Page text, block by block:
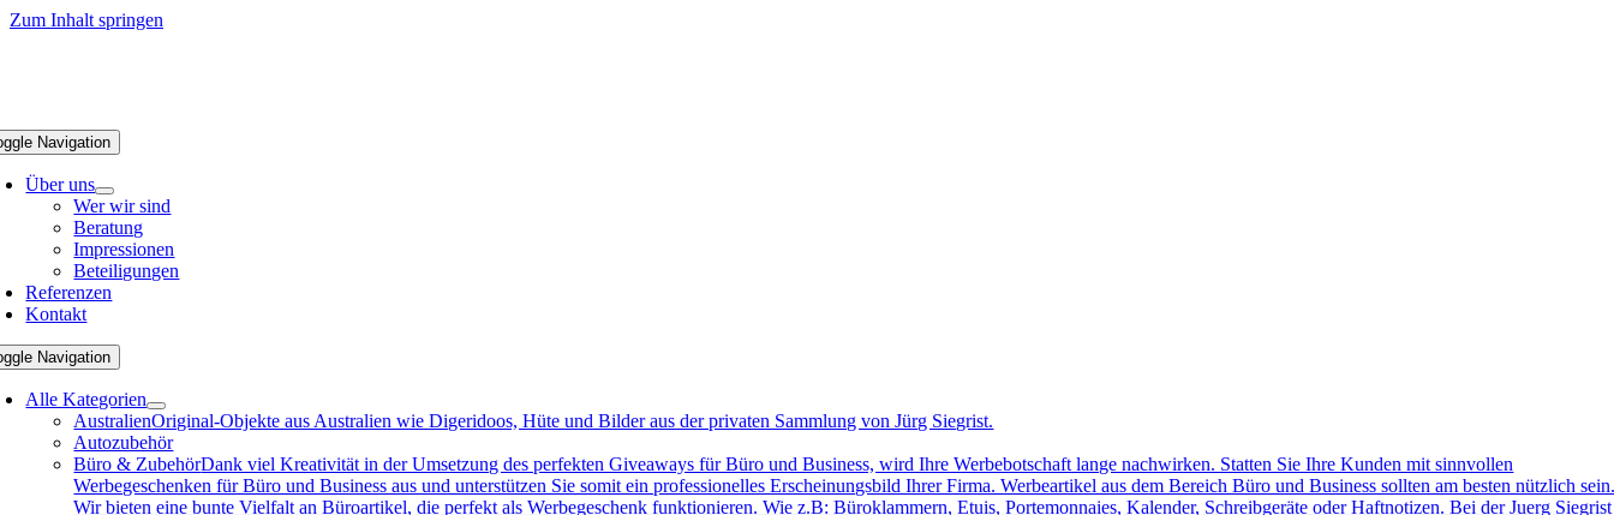
Zum Inhalt springen
Navigation
Über uns
Wer wir sind
Beratung
Impressionen
Beteiligungen
Referenzen
Kontakt
Navigation
Alle Kategorien
AustralienOriginal-Objekte aus Australien wie Digeridoos, Hüte und Bilder aus der privaten Sammlung von Jürg Siegrist.
Autozubehör
Büro & ZubehörDank viel Kreativität in der Umsetzung des perfekten Giveaways für Büro und Business, wird Ihre Werbebotschaft lange nachwirken. Statten Sie Ihre Kunden mit sinnvollen
Werbegeschenken für Büro und Business aus und unterstützen Sie somit ein professionelles Erscheinungsbild Ihrer Firma. Werbeartikel aus dem Bereich Büro und Business sollten am besten nützlich
Wir bieten eine bunte Vielfalt an Büroartikel, die perfekt als Werbegeschenk funktionieren. Wie z.B: Büroklammern, Etuis, Portemonnaies, Kalender, Schreibgeräte oder Haftnotizen. Bei der Juerg Siegrist